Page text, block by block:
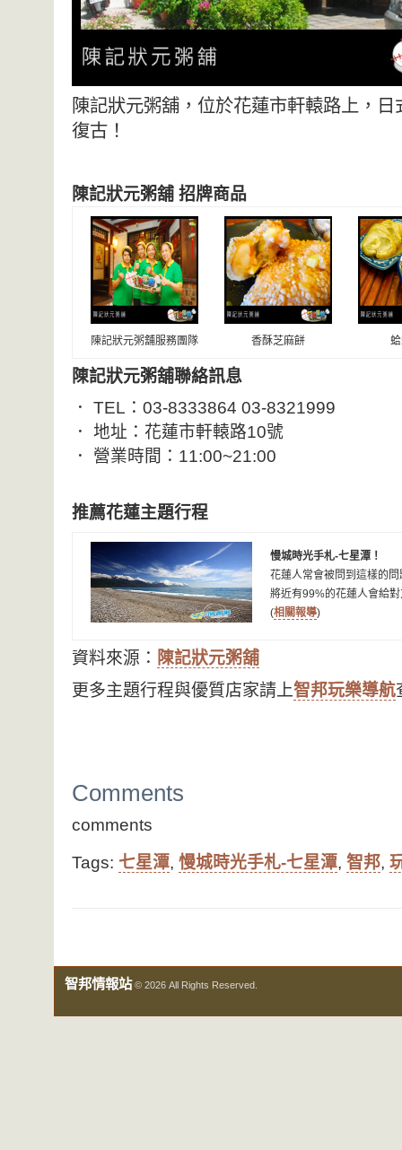
陳記狀元粥舖，位於花蓮市軒轅路上，
復古！
陳記狀元粥舖 招牌商品
陳記狀元粥舖服務團隊 香酥芝麻餅
陳記狀元粥舖聯絡訊息
． TEL：03-8333864 03-8321999
． 地址：花蓮市軒轅路10號
． 營業時間：11:00~21:00
推薦花蓮主題行程
慢城時光手札-七星潭！
花蓮人常會被問到這樣的
將近有99%的花蓮人會給
(相關報導)
資料來源： 陳記狀元粥舖
更多主題行程與優質店家請上智邦玩樂導航
Comments
comments
Tags: 七星潭, 慢城時光手札-七星潭, 智邦,
智邦情報站© 2026 All Rights Reserved.